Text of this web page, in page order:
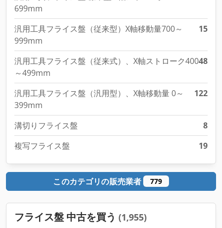
699mm
汎用工具フライス盤（従来型）X軸移動量700～
999mm
15
汎用工具フライス盤（従来式）、X軸ストローク400
～499mm
48
汎用工具フライス盤（汎用型）、X軸移動量 0～
399mm
122
溝切りフライス盤
8
複写フライス盤
19
このカテゴリの販売業者 779
フライス盤 中古を買う (1,955)